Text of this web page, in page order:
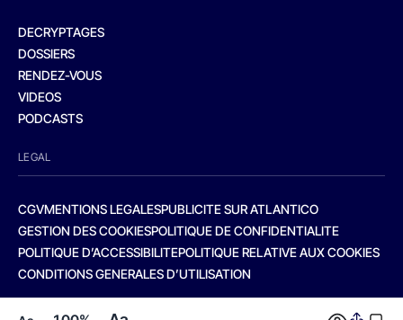
DECRYPTAGES
DOSSIERS
RENDEZ-VOUS
VIDEOS
PODCASTS
LEGAL
CGVMENTIONS LEGALESPUBLICITE SUR ATLANTICO
GESTION DES COOKIESPOLITIQUE DE CONFIDENTIALITE
POLITIQUE D’ACCESSIBILITEPOLITIQUE RELATIVE AUX COOKIES
CONDITIONS GENERALES D’UTILISATION